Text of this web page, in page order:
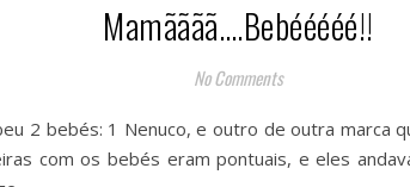
Mamãããã….Bebééééé!!
No Comments
2 bebés: 1 Nenuco, e outro de outra marca
com os bebés eram pontuais, e eles